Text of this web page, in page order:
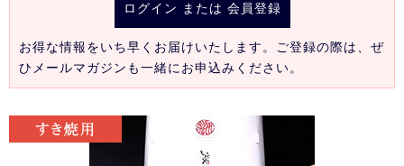
ログイン または 会員登録
お得な情報をいち早くお届けいたします。ご登録の際は、ぜ
ひメールマガジンも一緒にお申込みください。